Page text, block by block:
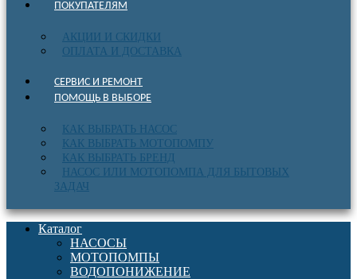
ПОКУПАТЕЛЯМ
АКЦИИ И СКИДКИ
ОПЛАТА И ДОСТАВКА
СЕРВИС И РЕМОНТ
ПОМОЩЬ В ВЫБОРЕ
КАК ВЫБРАТЬ НАСОС
КАК ВЫБРАТЬ МОТОПОМПУ
КАК ВЫБРАТЬ БРЕНД
НАСОС ИЛИ МОТОПОМПА ДЛЯ БЫТОВЫХ
ЗАДАЧ
Каталог
НАСОСЫ
МОТОПОМПЫ
ВОДОПОНИЖЕНИЕ